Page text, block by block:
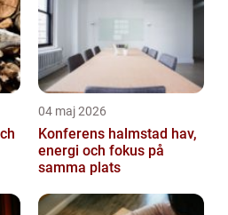
04 maj 2026
Konferens halmstad hav,
energi och fokus på
samma plats